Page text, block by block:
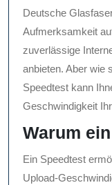
Deutsche
Aufmerksamkeit
zuverlässige
anbieten. Aber wie
Speedtest kann
Geschwindigkeit
Warum
Ein Speedtest
Upload-